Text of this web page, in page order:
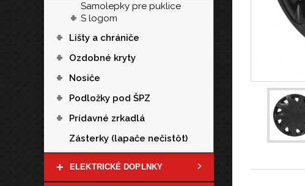
Samolepky pre puklice
+ S logom
+ Lišty a chrániče
+ Ozdobné kryty
+ Nosiče
+ Podložky pod ŠPZ
+
Prídavné zrkadlá
Zásterky (lapače nečistôt)
+ ELEKTRICKÉ DOPLNKY